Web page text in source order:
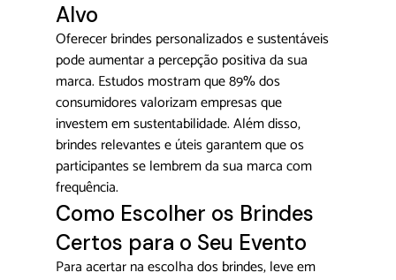
Alvo
Oferecer brindes personalizados e sustentáveis
pode aumentar a percepção positiva da sua
marca. Estudos mostram que 89% dos
consumidores valorizam empresas que
investem em sustentabilidade. Além disso,
brindes relevantes e úteis garantem que os
participantes se lembrem da sua marca com
frequência.
Como Escolher os Brindes
Certos para o Seu Evento
Para acertar na escolha dos brindes, leve em